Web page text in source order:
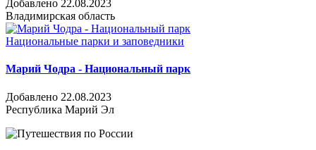
Добавлено 22.08.2023
Владимирская область
Национальные парки и заповедники
Марий Чодра - Национальный парк
Добавлено 22.08.2023
Республика Марий Эл